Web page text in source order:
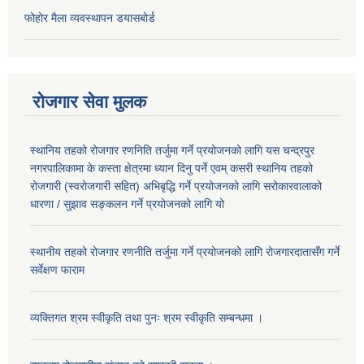
फोहोर मैला व्यवस्थापन डयासबोर्ड
रोजगार सेवा मुलक
स्थानिय तहको रोजगार रणनिति तर्जुमा गर्ने प्रयोजनको लागि यस चन्द्रपुर
नगरपालिकामा के कस्ता क्षेत्रमा ध्यान दिनु पर्ने एवम् कसरी स्थानिय तहको
रोजगारी (स्वरोजगारी सहित) अभिबृद्धि गर्ने प्रयोजनको लागि सरोकारवालाको
धारणा / सुझाव सङ्कलन गर्ने प्रयोजनको लागि यो
स्थानीय तहको रोजगार रणनीति तर्जुमा गर्ने प्रयोजनको लागि रोजगारदातासँग गर्ने
सर्वेक्षण फाराम
व्यक्तिगत श्रम स्वीकृति तथा पुनः श्रम स्वीकृति सम्बन्धमा ।